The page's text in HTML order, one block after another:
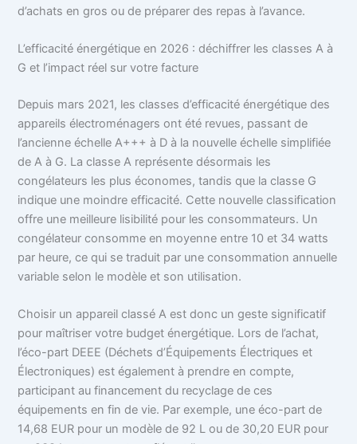
d’achats en gros ou de préparer des repas à l’avance.
L’efficacité énergétique en 2026 : déchiffrer les classes A à
G et l’impact réel sur votre facture
Depuis mars 2021, les classes d’efficacité énergétique des
appareils électroménagers ont été revues, passant de
l’ancienne échelle A+++ à D à la nouvelle échelle simplifiée
de A à G. La classe A représente désormais les
congélateurs les plus économes, tandis que la classe G
indique une moindre efficacité. Cette nouvelle classification
offre une meilleure lisibilité pour les consommateurs. Un
congélateur consomme en moyenne entre 10 et 34 watts
par heure, ce qui se traduit par une consommation annuelle
variable selon le modèle et son utilisation.
Choisir un appareil classé A est donc un geste significatif
pour maîtriser votre budget énergétique. Lors de l’achat,
l’éco-part DEEE (Déchets d’Équipements Électriques et
Électroniques) est également à prendre en compte,
participant au financement du recyclage de ces
équipements en fin de vie. Par exemple, une éco-part de
14,68 EUR pour un modèle de 92 L ou de 30,20 EUR pour